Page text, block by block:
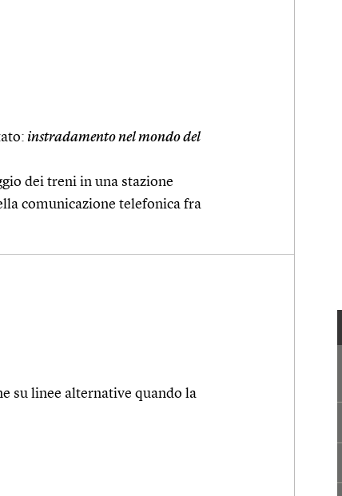
instradamento nel mondo del
dei treni in una stazione
comunicazione telefonica fra
su linee alternative quando la